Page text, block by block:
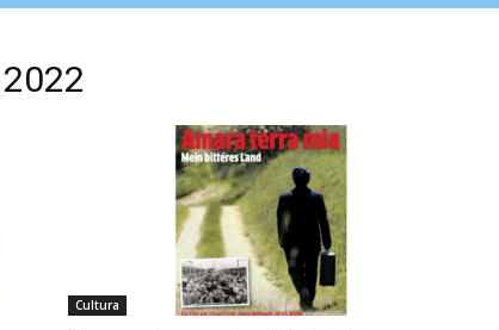
d'Italia
Cultura